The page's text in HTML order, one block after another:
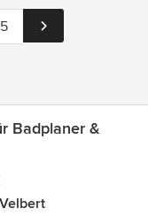
5
Badplaner &